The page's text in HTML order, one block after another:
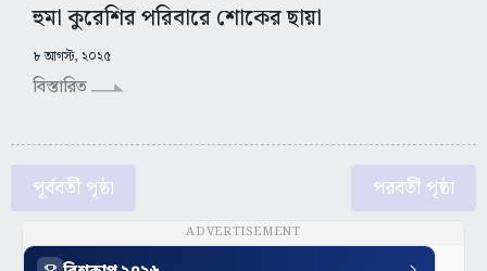
হুমা কুরেশির পরিবারে শোকের ছায়া
৮ আগস্ট, ২০২৫
বিস্তারিত
পূর্ববর্তী পৃষ্ঠা পরবর্তী পৃষ্ঠা
ADVERTISEMENT